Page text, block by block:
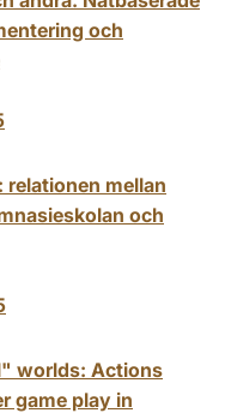
och
relationen mellan
och
worlds: Actions
game play in